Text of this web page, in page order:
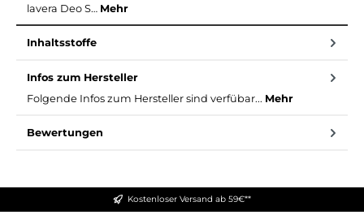
lavera Deo S… Mehr
Inhaltsstoffe
Infos zum Hersteller
Folgende Infos zum Hersteller sind verfübar... Mehr
Bewertungen
Kostenloser Versand ab 59€**